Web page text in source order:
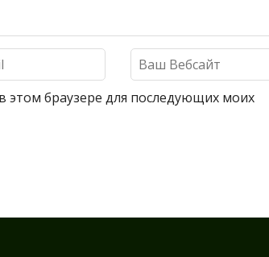
этом браузере для последующих моих